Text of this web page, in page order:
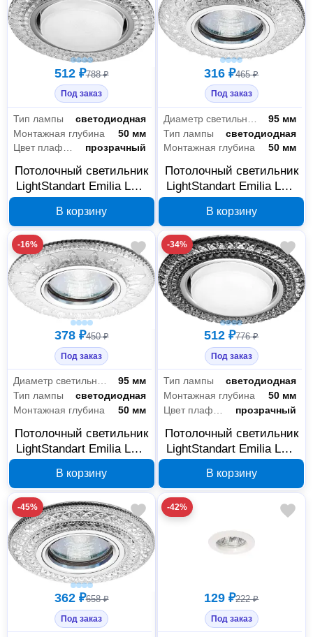
512 ₽788 ₽
Под заказ
Тип лампы
светодиодная
Монтажная глубина
50 мм
Цвет плафона
прозрачный
Потолочный светильник
LightStandart Emilia LED
IT8689
В корзину
316 ₽465 ₽
Под заказ
95 мм
Тип лампы
светодиодная
Монтажная глубина
50 мм
Потолочный светильник
LightStandart Emilia LED
IT8682
В корзину
-16%
378 ₽450 ₽
Под заказ
Диаметр светильника
95 мм
Тип лампы
светодиодная
Монтажная глубина
50 мм
Потолочный светильник
LightStandart Emilia LED
IT8678
В корзину
-34%
512 ₽776 ₽
Под заказ
Тип лампы
светодиодная
Монтажная глубина
50 мм
прозрачный
Потолочный светильник
LightStandart Emilia LED
В корзину
-45%
362 ₽658 ₽
Под заказ
-42%
129 ₽222 ₽
Под заказ